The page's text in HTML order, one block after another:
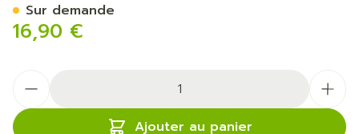
16,90 €
Ajouter au panier
Sur demande